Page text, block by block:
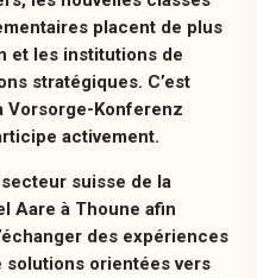
placent de plus
et les institutions de
stratégiques. C’est
Vorsorge-Konferenz
activement.
suisse de la
Aare à Thoune afin
des expériences
solutions orientées vers